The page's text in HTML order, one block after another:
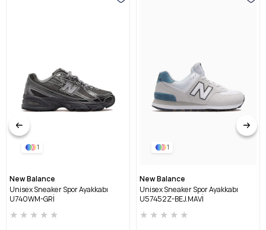
1
New Balance
Unisex Sneaker Spor Ayakkabı
U740WM-GRİ
★ ★ ★ ★ ★
1
New Balance
Unisex Sneaker Spor Ayakkabı
U57452Z-BEJ.MAVİ
★ ★ ★ ★ ★